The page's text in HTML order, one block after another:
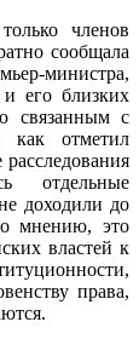
членов
сообщала
министра,
и его близких
связанным с
как отметил
отдельные
доходили до
мнению, это
властей к
права,